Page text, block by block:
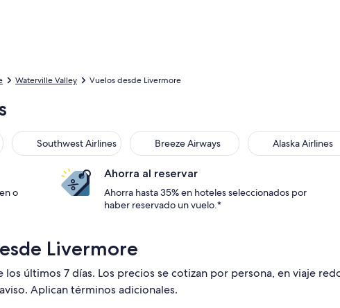
Waterville Valley Vuelos desde Livermore
Southwest Airlines Breeze Airways Alaska Airlines
o
Ahorra al reservar
Ahorra hasta 35% en hoteles seleccionados por
haber reservado un vuelo.*
Livermore
últimos 7 días. Los precios se cotizan por persona, en viaje
Aplican términos adicionales.